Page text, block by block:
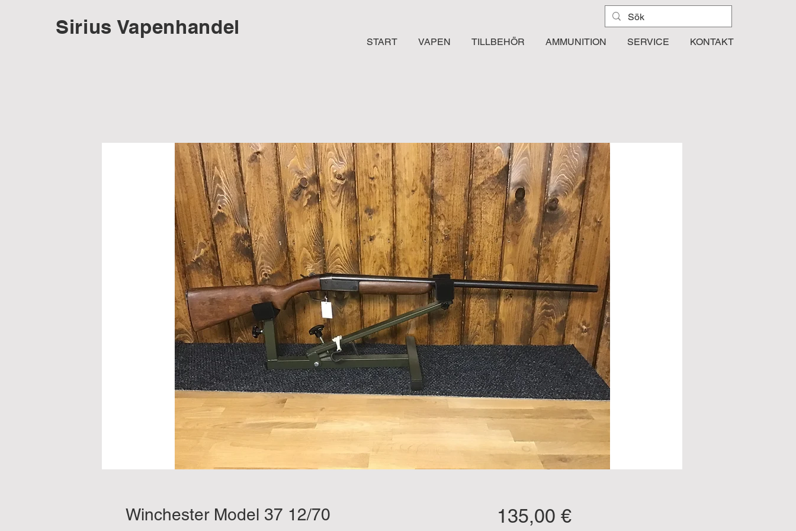
Sirius Vapenhandel
START VAPEN TILLBEHÖR AMMUNITION SERVICE KONTAKT
Winchester Model 37 12/70 135,00 €Pris